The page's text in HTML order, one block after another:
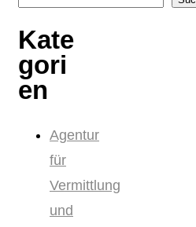
Kate
gori
en
Agentur
für
Vermittlung
und